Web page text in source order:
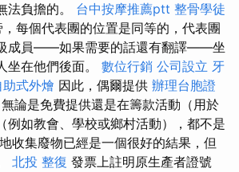
法負擔的。 台中按摩推薦ptt 整骨學徒
每個代表團的位置是同等的，代表團
成員——如果需要的話還有翻譯——坐
坐在他們後面。 數位行銷 公司設立 牙
助式外燴 因此，偶爾提供 辦理台胞證
論是免費提供還是在籌款活動（用於
例如教會、學校或鄉村活動），都不是
收集廢物已經是一個很好的結果，但
北投 整復 發票上註明原生產者證號